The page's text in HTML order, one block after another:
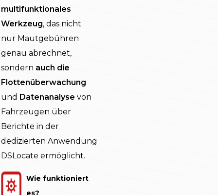
multifunktionales
Werkzeug, das nicht
nur Mautgebühren
genau abrechnet,
sondern auch die
Flottenüberwachung
und Datenanalyse von
Fahrzeugen über
Berichte in der
dedizierten Anwendung
DSLocate ermöglicht.
Wie funktioniert
es?